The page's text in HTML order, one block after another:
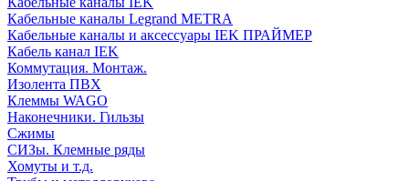
Кабельные каналы Legrand METRA
Кабельные каналы и аксессуары IEK ПРАЙМЕР
Кабель канал IEK
Коммутация. Монтаж.
Изолента ПВХ
Клеммы WAGO
Наконечники. Гильзы
Сжимы
СИЗы. Клемные ряды
Хомуты и т.д.